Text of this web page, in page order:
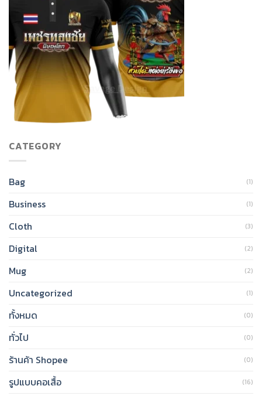
CATEGORY
Bag (1)
Business (1)
Cloth (3)
Digital (2)
Mug (2)
Uncategorized (1)
ทั้งหมด (0)
ทั่วไป (0)
ร้านค้า Shopee (0)
รูปแบบคอเสื้อ (16)